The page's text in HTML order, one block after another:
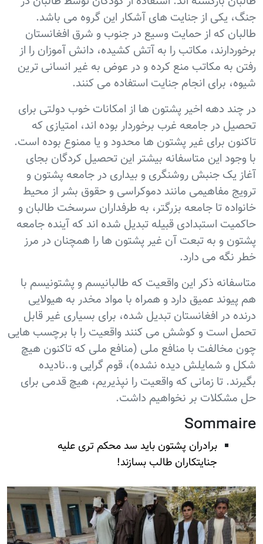
جنگ، یکی از جنایت های آشکار این گروه می باشد.
طالبان که از حمایت وسیع در جنوب و شرق افغانستان
برخوردارند، مکاتب را به آتش کشیده، دانش آموزان را از
رفتن به مکاتب منع کرده و در عوض به غیر انسانی ترین
شیوه، برای انجام جنایت استفاده می کنند.
در چند دهه اخیر پشتون ها از امکانات خوب دولتی برای
تحصیل در جامعه غرب برخوردار بوده اند، امتیازی که
تاکنون برای غیر پشتون ها محدود و یا ممنوع بوده است.
با وجود این متاسفانه بیشتر این تحصیل کردگان بجای
آغاز یک جنبش روشنگری و بیداری در جامعه پشتون و
ترویج مفاهیمی مانند دموکراسی و حقوق بشر از محیط
خانواده تا جامعه بزرگتر، به طرفداران سرسخت طالبان و
حاکمیت استبدادی قبیله تبدیل شده اند که آینده جامعه
پشتون و به تبعت آن غیر پشتون ها را همچنان در مرز
خطر نگه می دارد.
متاسفانه ذکر این واقعیت که طالبانیسم و پشتونیسم با
هم پیوند عمیق دارد و همراه با مواد مخدر به هیولایی
درنده در افغانستان تبدیل شده، برای بسیاری غیر قابل
تحمل است و کوشش می کنند واقعیت را با برچسب هایی
چون مخالفت با منافع ملی (منافع ملی که تاکنون هیچ
شکل و شمایلش دیده نشده)، قوم گرایی و..نادیده
بگیرند. تا زمانی که واقعیت را نپذیریم، هیچ قدمی برای
حل مشکلات بر نخواهیم داشت.
Sommaire
برادران پشتون باید سد محکم تری علیه
جنایتکاران طالب بسازند!